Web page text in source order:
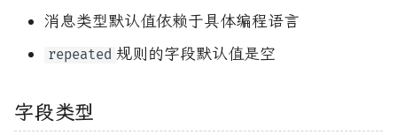
消息类型默认值依赖于具体编程语言
repeated 规则的字段默认值是空
字段类型